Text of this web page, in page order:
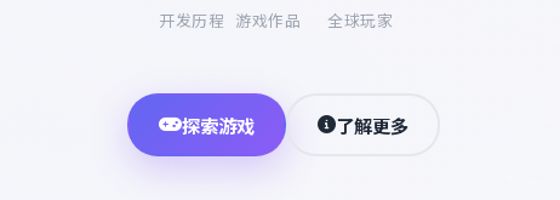
开发历程 游戏作品 全球玩家
探索游戏 了解更多